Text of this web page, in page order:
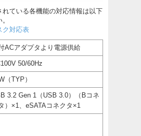
ている各機能の対応情報は以下
ク対応表
ACアダプタより電源供給
50/60Hz
（TYP）
3.2 Gen 1（USB 3.0）（Bコネ
）×1、eSATAコネクタ×1